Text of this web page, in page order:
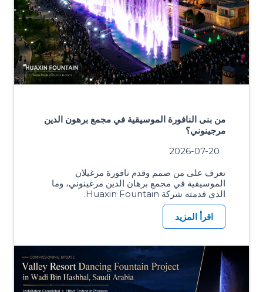
من بنى النافورة الموسيقية في مجمع برهون الدين
مرجينوني؟
2026-07-20
تعرف على من صمم وقدم نافورة مرغيلان
الموسيقية في مجمع برهان الدين مرغينوني، وما
الذي قدمته شركة Huaxin Fountain.
اقرأ المزيد